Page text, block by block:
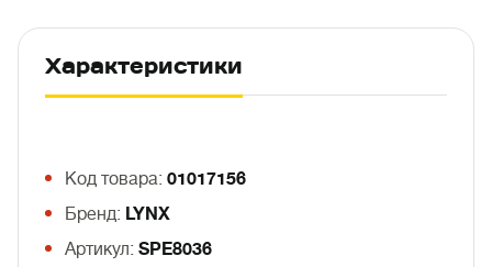
Характеристики
Код товара: 01017156
Бренд: LYNX
Артикул: SPE8036